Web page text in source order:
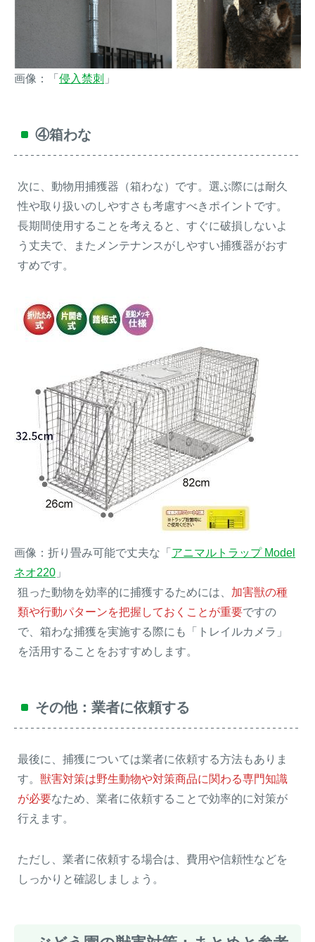
画像：「 侵入禁刺 」
④箱わな
次に、動物用捕獲器（箱わな）です。選ぶ際には耐久
性や取り扱いのしやすさも考慮すべきポイントです。
長期間使用することを考えると、すぐに破損しないよ
う丈夫で、またメンテナンスがしやすい捕獲器がおす
すめです。
画像：折り畳み可能で丈夫な「 アニマルトラップ Model
ネオ220 」
狙った動物を効率的に捕獲するためには、 加害獣の種
類や行動パターンを把握しておくことが重要ですの
で、箱わな捕獲を実施する際にも「トレイルカメラ」
を活用することをおすすめします。
その他：業者に依頼する
最後に、捕獲については業者に依頼する方法もありま
す。 獣害対策は野生動物や対策商品に関わる専門知識
が必要なため、業者に依頼することで効率的に対策が
行えます。
ただし、業者に依頼する場合は、費用や信頼性などを
しっかりと確認しましょう。